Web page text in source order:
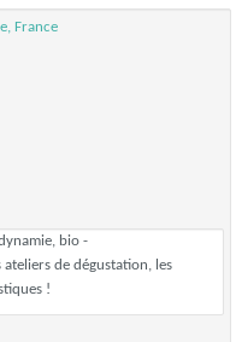
France
bio -
de dégustation, les
!